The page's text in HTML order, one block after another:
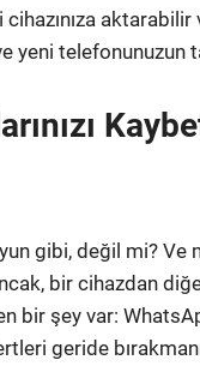
telefonunuzun
gibi, değil mi? Ve
bir cihazdan
bir şey var:
geride